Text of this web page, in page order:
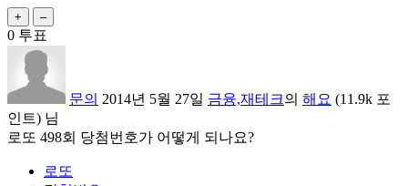
0 투표
문의 2014년 5월 27일 금융,재테크의 해요 (11.9k 포
인트) 님
로또 498회 당첨번호가 어떻게 되나요?
로또